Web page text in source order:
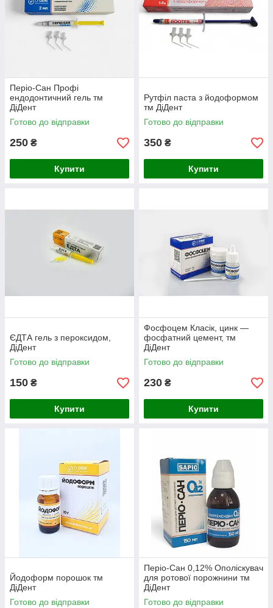
Періо-Сан Профі
ендодонтичний гель тм
ДіДент
Готово до відправки
250 ₴
Купити
Рутфіл паста з йодоформом
тм ДіДент
Готово до відправки
350 ₴
Купити
ЄДТА гель з пероксидом,
ДіДент
Готово до відправки
150 ₴
Купити
Фосфоцем Класік, цинк —
фосфатний цемент, тм
ДіДент
Готово до відправки
230 ₴
Купити
Йодоформ порошок тм
ДіДент
Готово до відправки
Періо-Сан 0,12% Ополіскувач
для ротової порожнини тм
ДіДент
Готово до відправки